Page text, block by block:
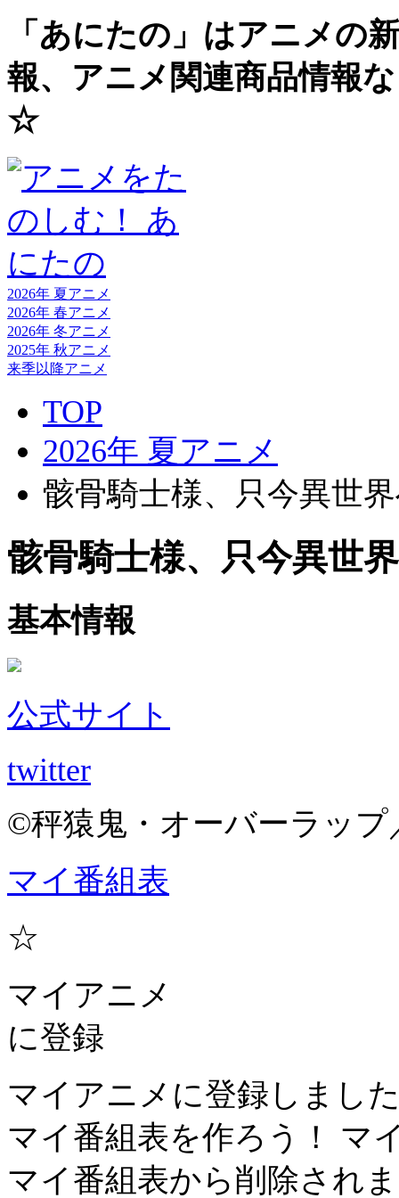
「あにたの」はアニメの
報、アニメ関連商品情報
☆
2026年 夏アニメ
2026年 春アニメ
2026年 冬アニメ
2025年 秋アニメ
来季以降アニメ
TOP
2026年 夏アニメ
骸骨騎士様、只今異世
骸骨騎士様、只今異世
基本情報
公式サイト
twitter
©秤猿鬼・オーバーラッ
マイ番組表
☆
マイアニメ
に登録
マイアニメに登録しまし
マイ番組表を作ろう！
マ
マイ番組表から削除され